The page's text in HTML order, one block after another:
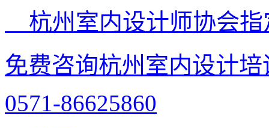
杭州室内设计师协会
免费咨询杭州室内设计
0571-86625860